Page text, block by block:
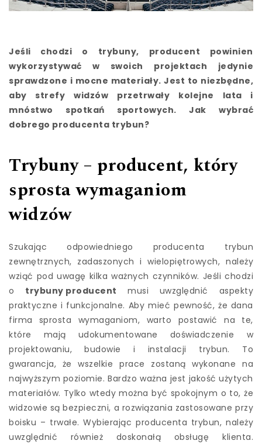
Jeśli chodzi o trybuny, producent powinien
wykorzystywać w swoich projektach jedynie
sprawdzone i mocne materiały. Jest to niezbędne,
aby strefy widzów przetrwały kolejne lata i
mnóstwo spotkań sportowych. Jak wybrać
dobrego producenta trybun?
Trybuny – producent, który
sprosta wymaganiom
widzów
Szukając odpowiedniego producenta trybun
zewnętrznych, zadaszonych i wielopiętrowych, należy
wziąć pod uwagę kilka ważnych czynników. Jeśli chodzi
o trybuny producent musi uwzględnić aspekty
praktyczne i funkcjonalne. Aby mieć pewność, że dana
firma sprosta wymaganiom, warto postawić na te,
które mają udokumentowane doświadczenie w
projektowaniu, budowie i instalacji trybun. To
gwarancja, że wszelkie prace zostaną wykonane na
najwyższym poziomie. Bardzo ważna jest jakość użytych
materiałów. Tylko wtedy można być spokojnym o to, że
widzowie są bezpieczni, a rozwiązania zastosowane przy
boisku – trwałe. Wybierając producenta trybun, należy
uwzględnić również doskonałą obsługę klienta.